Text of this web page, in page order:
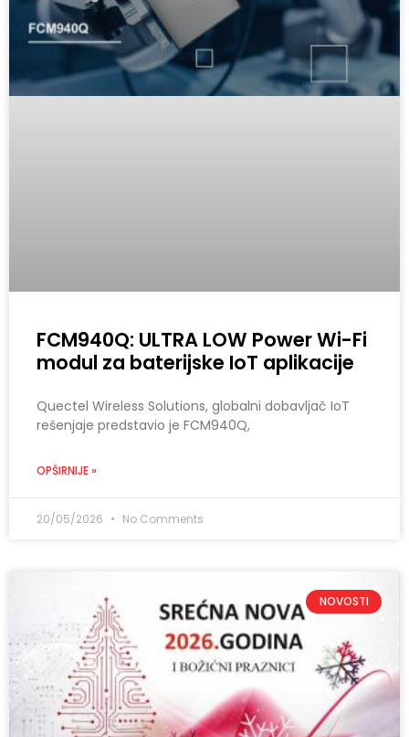
FCM940Q: ULTRA LOW Power Wi-Fi
modul za baterijske IoT aplikacije
Quectel Wireless Solutions, globalni dobavljač IoT
rešenjaje predstavio je FCM940Q,
OPŠIRNIJE »
20/05/2026 No Comments
NOVOSTI